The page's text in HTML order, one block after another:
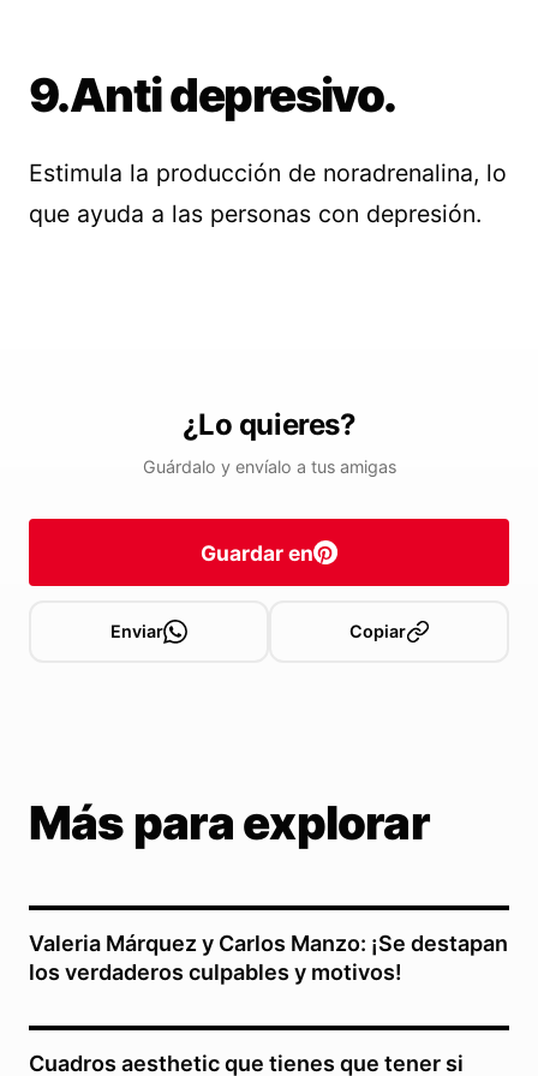
9.Anti depresivo.
Estimula la producción de noradrenalina, lo
que ayuda a las personas con depresión.
¿Lo quieres?
Guárdalo y envíalo a tus amigas
Guardar en
Enviar Copiar
Más para explorar
Valeria Márquez y Carlos Manzo: ¡Se destapan
los verdaderos culpables y motivos!
Cuadros aesthetic que tienes que tener si